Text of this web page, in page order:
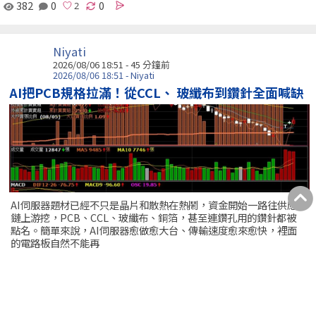
382 0 0
Niyati
2026/08/06 18:51 -45 分鐘前
2026/08/06 18:51 - Niyati
AI把PCB規格拉滿！從CCL、 玻纖布到鑽針全面喊缺
AI伺服器題材已經不只是晶片和散熱在熱鬧，資金開始一路往供應
鏈上游挖，PCB、CCL、玻纖布、銅箔，甚至連鑽孔用的鑽針都被
點名。簡單來說，AI伺服器愈做愈大台、傳輸速度愈來愈快，裡面
的電路板自然不能再